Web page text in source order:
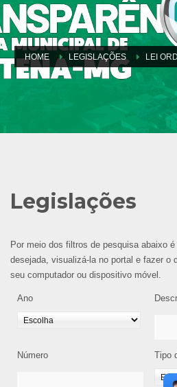
HOME LEGISLAÇÕES LEI
Legislações
Por meio dos filtros de pesquisa abaixo
desejada, visualizá-la no portal e fazer o
seu computador ou dispositivo móvel.
Ano
Número Tipo